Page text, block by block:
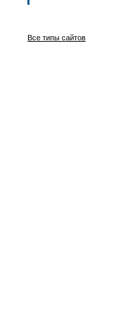
Все типы сайтов